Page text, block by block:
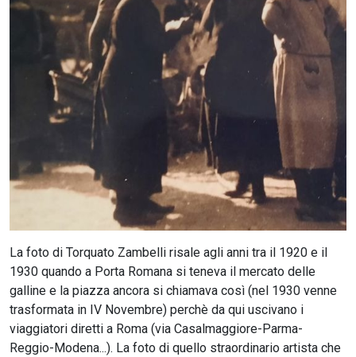
CERCA
La foto di Torquato Zambelli risale agli anni tra il 1920 e il
1930 quando a Porta Romana si teneva il mercato delle
galline e la piazza ancora si chiamava così (nel 1930 venne
trasformata in IV Novembre) perchè da qui uscivano i
viaggiatori diretti a Roma (via Casalmaggiore-Parma-
Reggio-Modena...). La foto di quello straordinario artista che